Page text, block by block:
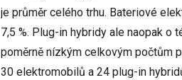
je průměr celého trhu. Bateriové
7,5 %. Plug-in hybridy ale naopak o
poměrně nízkým celkovým počtům
30 elektromobilů a 24 plug-in